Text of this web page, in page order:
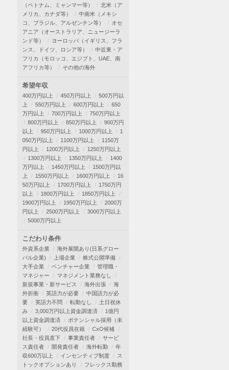
（ベトナム、ミャンマー等）
北米（ア
メリカ、カナダ等）
中南米（メキシ
コ、ブラジル、アルゼンチン等）
オセ
アニア（オーストラリア、ニュージーラ
ンド等）
ヨーロッパ（イギリス、フラ
ンス、ドイツ、ロシア等）
中近東・ア
フリカ（モロッコ、エジプト、UAE、南
アフリカ等）
その他の海外
希望年収
400万円以上 450万円以上
500万円以
上
550万円以上 600万円以上
650
万円以上
700万円以上
750万円以上
800万円以上
850万円以上
900万円
以上
950万円以上 1000万円以上
1
050万円以上
1100万円以上
1150万
円以上
1200万円以上
1250万円以上
1300万円以上
1350万円以上
1400
万円以上
1450万円以上
1500万円以
上
1550万円以上 1600万円以上
16
50万円以上
1700万円以上
1750万円
以上
1800万円以上
1850万円以上
1900万円以上
1950万円以上
2000万
円以上
2500万円以上
3000万円以上
5000万円以上
こだわり条件
外資系企業
海外展開あり(日系グロー
バル企業)
上場企業
株式公開準備
大手企業
ベンチャー企業
管理職・
マネジャー
マネジメント業務なし
新規事業・新サービス
海外出張
海
外折衝
英語力が必要
中国語力が必
要
英語力不問 転勤なし
土日祝休
み
3,000万円以上資金調達済
1億円
以上資金調達済
ポテンシャル採用（未
経験可）
20代役員在籍
CxO候補
社長・役員直下
事業責任者
サービ
ス責任者
開発責任者 海外転勤
年
収600万以上
インセンティブ制度
ス
トックオプションあり
フレックス勤務